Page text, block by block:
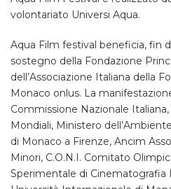
volontariato Universi Aqua.
Aqua Film festival beneficia, fin
sostegno della Fondazione
dell’Associazione Italiana della
Monaco onlus. La
Commissione Nazionale
Mondiali, Ministero
di Monaco a Firenze, Ancim
Minori, C.O.N.I. Comitato
Sperimentale di Cinematografia